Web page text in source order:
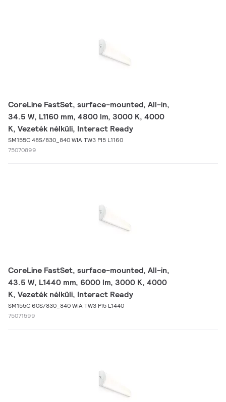
CoreLine FastSet, surface-mounted, All-in,
34.5 W, L1160 mm, 4800 lm, 3000 K, 4000
K, Vezeték nélküli, Interact Ready
SM155C 48S/830_840 WIA TW3 PI5 L1160
75070899
CoreLine FastSet, surface-mounted, All-in,
43.5 W, L1440 mm, 6000 lm, 3000 K, 4000
K, Vezeték nélküli, Interact Ready
SM155C 60S/830_840 WIA TW3 PI5 L1440
75071599